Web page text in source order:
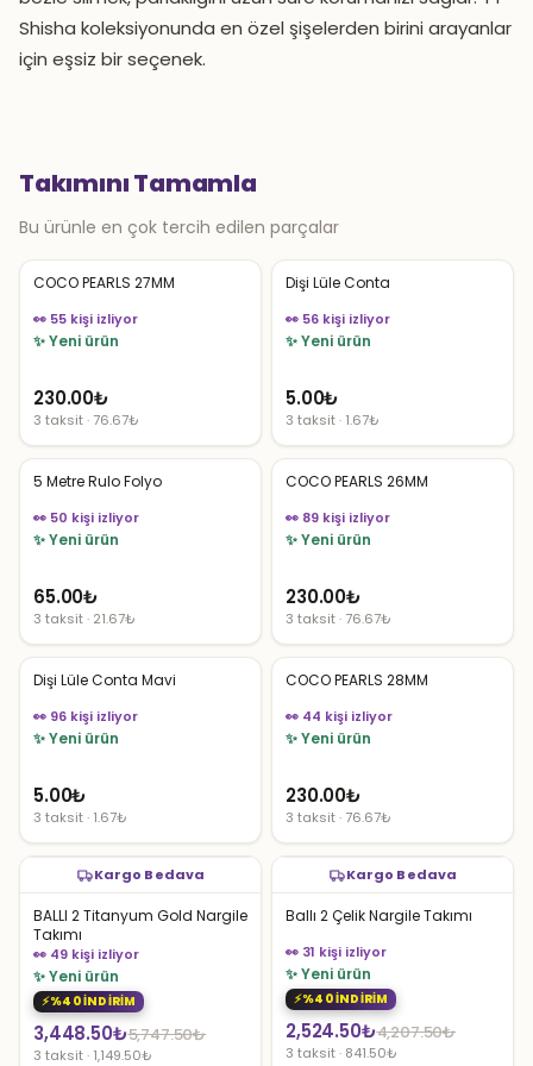
Shisha koleksiyonunda en özel şişelerden birini arayanlar
için eşsiz bir seçenek.
Takımını Tamamla
Bu ürünle en çok tercih edilen parçalar
COCO PEARLS 27MM
👀 55 kişi izliyor
✨ Yeni ürün
230.00₺
3 taksit · 76.67₺
Dişi Lüle Conta
👀 56 kişi izliyor
✨ Yeni ürün
5.00₺
3 taksit · 1.67₺
5 Metre Rulo Folyo
👀 50 kişi izliyor
✨ Yeni ürün
65.00₺
3 taksit · 21.67₺
COCO PEARLS 26MM
👀 89 kişi izliyor
✨ Yeni ürün
230.00₺
3 taksit · 76.67₺
Dişi Lüle Conta Mavi
👀 96 kişi izliyor
✨ Yeni ürün
5.00₺
3 taksit · 1.67₺
COCO PEARLS 28MM
👀 44 kişi izliyor
✨ Yeni ürün
230.00₺
3 taksit · 76.67₺
Kargo Bedava
BALLI 2 Titanyum Gold Nargile
Takımı
👀 49 kişi izliyor
✨ Yeni ürün
%40 İNDİRİM
5,747.50₺
Orijinal
3,448.50₺
Şu
3 taksit · 1,149.50₺
Kargo Bedava
Ballı 2 Çelik Nargile Takımı
👀 31 kişi izliyor
✨ Yeni ürün
%40 İNDİRİM
4,207.50₺
Orijinal
2,524.50₺
Şu
3 taksit · 841.50₺